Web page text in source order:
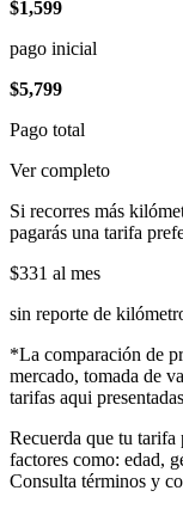
$1,599
pago inicial
$5,799
Pago total
Ver completo
Si recorres más
pagarás una tarifa
$331 al mes
sin reporte de
*La comparación de
mercado, tomada de
tarifas aqui
Recuerda que tu tarifa
factores como: edad,
Consulta términos y